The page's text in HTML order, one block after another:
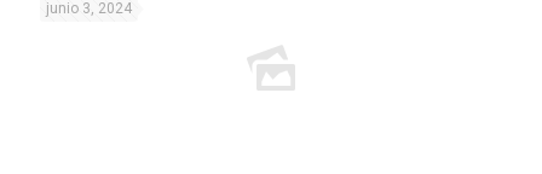
junio 3, 2024